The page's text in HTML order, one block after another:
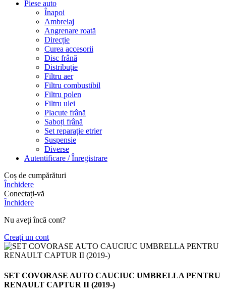
Piese auto
Înapoi
Ambreiaj
Angrenare roată
Direcție
Curea accesorii
Disc frână
Distribuție
Filtru aer
Filtru combustibil
Filtru polen
Filtru ulei
Placute frână
Saboți frână
Set reparație etrier
Suspensie
Diverse
Autentificare / Înregistrare
Coș de cumpărături
Închidere
Conectați-vă
Închidere
Nu aveți încă cont?
Creați un cont
SET COVORASE AUTO CAUCIUC UMBRELLA PENTRU
RENAULT CAPTUR II (2019-)